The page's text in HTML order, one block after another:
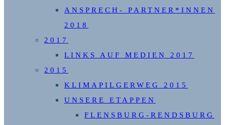
ANSPRECH- PARTNER*INNEN
2018
2017
LINKS AUF MEDIEN 2017
2015
KLIMAPILGERWEG 2015
UNSERE ETAPPEN
FLENSBURG-RENDSBURG